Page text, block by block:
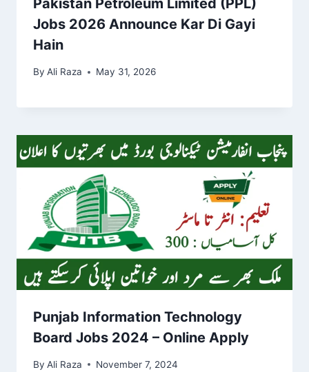
Pakistan Petroleum Limited (PPL)
Jobs 2026 Announce Kar Di Gayi
Hain
By Ali Raza May 31, 2026
Punjab Information Technology
Board Jobs 2024 – Online Apply
By Ali Raza November 7, 2024